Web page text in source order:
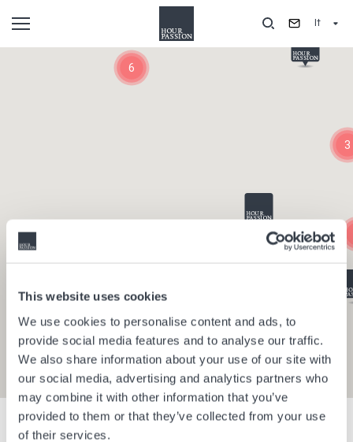
This website uses cookies
We use cookies to personalise content and ads, to
provide social media features and to analyse our traffic.
We also share information about your use of our site with
our social media, advertising and analytics partners who
may combine it with other information that you’ve
provided to them or that they’ve collected from your use
of their services.
It
Mostra i filtri
6
3